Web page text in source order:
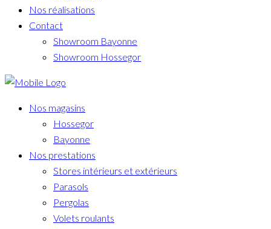
Nos réalisations
Contact
Showroom Bayonne
Showroom Hossegor
Nos magasins
Hossegor
Bayonne
Nos prestations
Stores intérieurs et extérieurs
Parasols
Pergolas
Volets roulants